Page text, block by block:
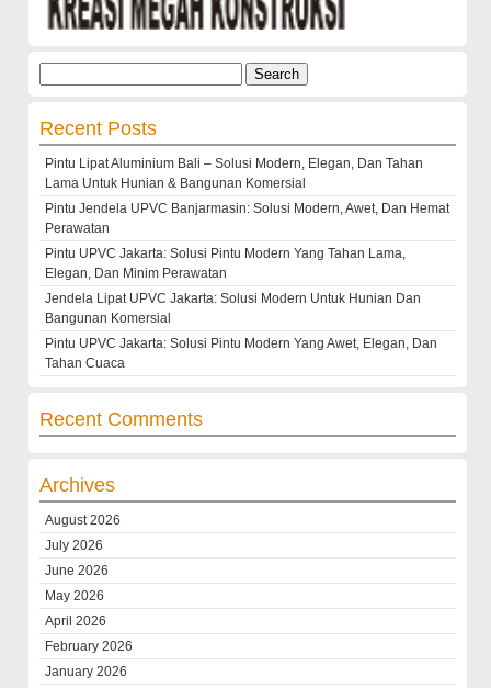
Recent Posts
Pintu Lipat Aluminium Bali – Solusi Modern, Elegan, Dan Tahan
Lama Untuk Hunian & Bangunan Komersial
Pintu Jendela UPVC Banjarmasin: Solusi Modern, Awet, Dan Hemat
Perawatan
Pintu UPVC Jakarta: Solusi Pintu Modern Yang Tahan Lama,
Elegan, Dan Minim Perawatan
Jendela Lipat UPVC Jakarta: Solusi Modern Untuk Hunian Dan
Bangunan Komersial
Pintu UPVC Jakarta: Solusi Pintu Modern Yang Awet, Elegan, Dan
Tahan Cuaca
Recent Comments
Archives
August 2026
July 2026
June 2026
May 2026
April 2026
February 2026
January 2026